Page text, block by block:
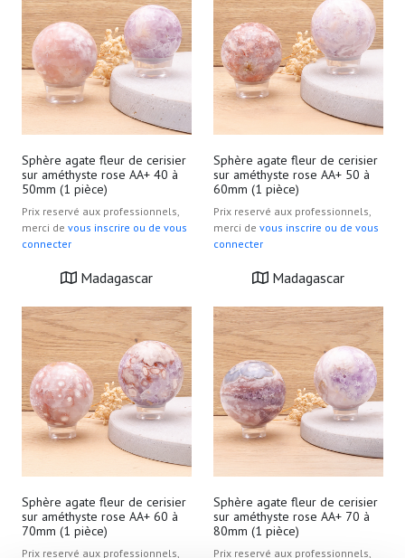
Sphère agate fleur de cerisier
sur améthyste rose AA+ 40 à
50mm (1 pièce)
Prix reservé aux professionnels,
merci de vous inscrire ou de vous
connecter
Madagascar
Sphère agate fleur de cerisier
sur améthyste rose AA+ 50 à
60mm (1 pièce)
Prix reservé aux professionnels,
merci de vous inscrire ou de vous
connecter
Madagascar
Sphère agate fleur de cerisier
sur améthyste rose AA+ 60 à
70mm (1 pièce)
Prix reservé aux professionnels,
Sphère agate fleur de cerisier
sur améthyste rose AA+ 70 à
80mm (1 pièce)
Prix reservé aux professionnels,